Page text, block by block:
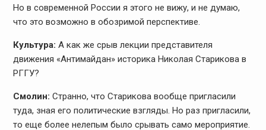
Но в современной России я этого не вижу, и не думаю,
что это возможно в обозримой перспективе.
Культура: А как же срыв лекции представителя
движения «Антимайдан» историка Николая Старикова в
РГГУ?
Смолин: Странно, что Старикова вообще пригласили
туда, зная его политические взгляды. Но раз пригласили,
то еще более нелепым было срывать само мероприятие.